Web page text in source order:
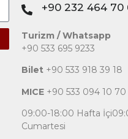
+90 232 464 70
Turizm / Whatsapp
+90 533 695 9233
Bilet +90 533 918 39 18
MICE +90 533 094 10 70
09:00-18:00 Hafta
Cumartesi